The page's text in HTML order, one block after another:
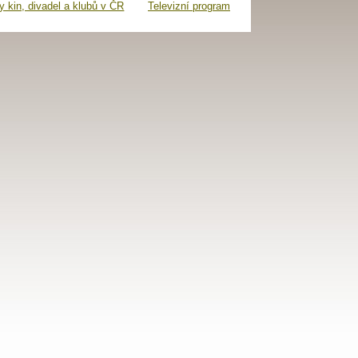
kin, divadel a klubů v ČR Televizní program